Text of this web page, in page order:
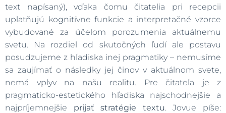
text napísaný), vďaka čomu čitatelia pri recepcii
uplatňujú kognitívne funkcie a interpretačné vzorce
vybudované za účelom porozumenia aktuálnemu
svetu. Na rozdiel od skutočných ľudí ale postavu
posudzujeme z hľadiska inej pragmatiky – nemusíme
sa zaujímať o následky jej činov v aktuálnom svete,
nemá vplyv na našu realitu. Pre čitateľa je z
pragmaticko-estetického hľadiska najschodnejšie a
najpríjemnejšie prijať stratégie textu. Jovue píše: